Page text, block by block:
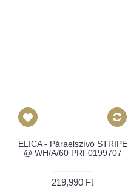
ELICA - Páraelszívó STRIPE
@ WH/A/60 PRF0199707
219,990 Ft